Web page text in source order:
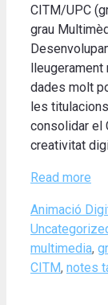
CITM/UPC
grau
dades molt
les
consolidar el
creativitat
Read more
Categories
Animació
multimedia,
CITM, notes